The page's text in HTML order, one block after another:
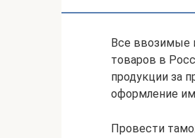
Все ввозимые
товаров в
продукции за
оформление
Провести